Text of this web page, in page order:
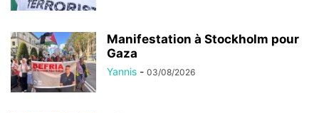
Manifestation à Stockholm pour
Gaza
Yannis - 03/08/2026